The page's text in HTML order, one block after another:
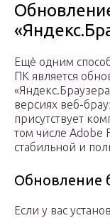
Ещё одним
ПК является
версиях веб-
присутствует
том числе Adobe
стабильной и
Обновление
Если у вас